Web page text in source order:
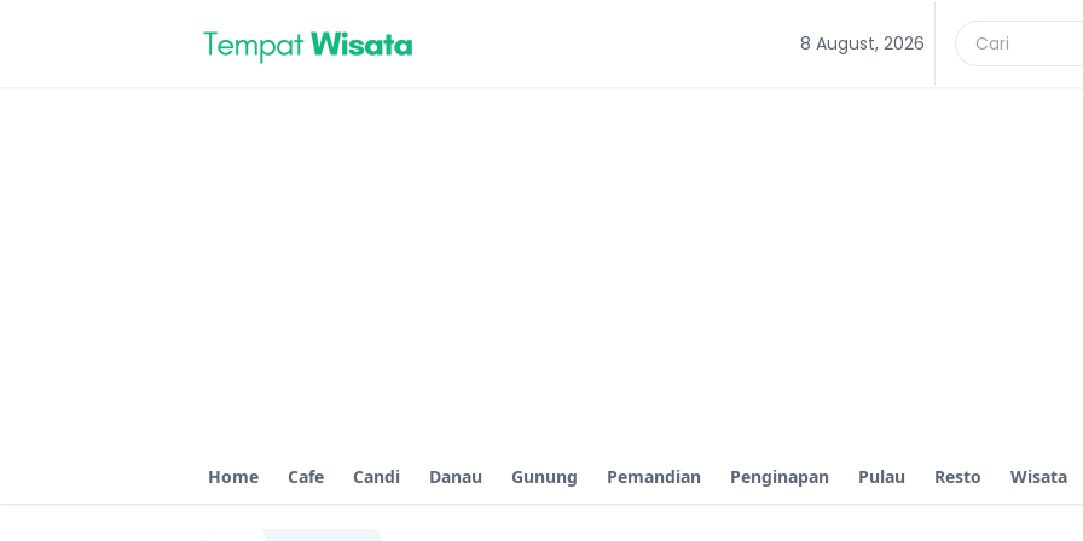
8 August, 2026
Home Cafe Candi Danau Gunung Pemandian Penginapan Pulau Resto Wisata